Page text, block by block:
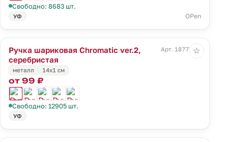
Свободно: 8683 шт.
УФ OPen
Ручка шариковая Chromatic ver.2,
серебристая
Арт. 18777.11
металл 14х1 см
от 99 ₽
Свободно: 12905 шт.
УФ
☆